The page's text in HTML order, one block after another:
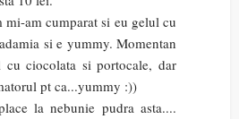
mi-am cumparat si eu gelul cu
si e yummy. Momentan
ciocolata si portocale, dar
pt ca...yummy :))
la nebunie pudra asta....